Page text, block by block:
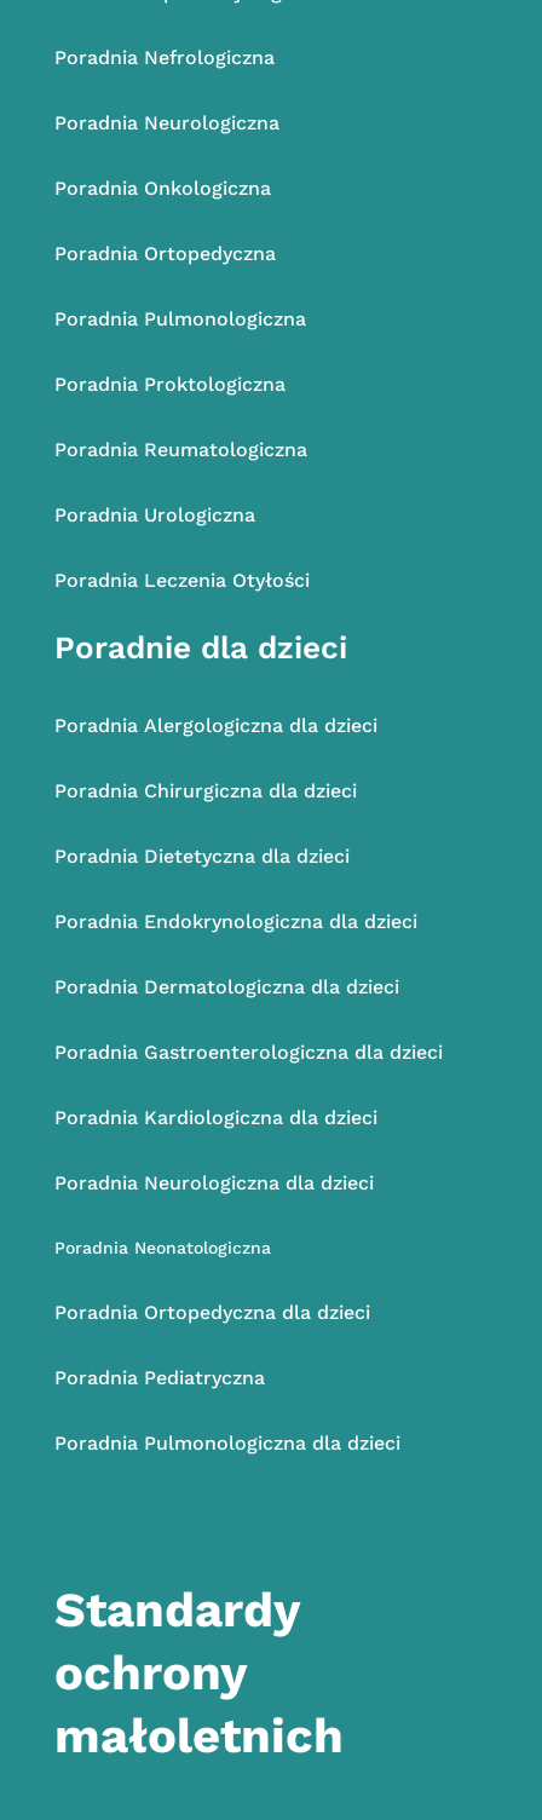
Poradnia Nefrologiczna
Poradnia Neurologiczna
Poradnia Onkologiczna
Poradnia Ortopedyczna
Poradnia Pulmonologiczna
Poradnia Proktologiczna
Poradnia Reumatologiczna
Poradnia Urologiczna
Poradnia Leczenia Otyłości
Poradnie dla dzieci
Poradnia Alergologiczna dla dzieci
Poradnia Chirurgiczna dla dzieci
Poradnia Dietetyczna dla dzieci
Poradnia Endokrynologiczna dla dzieci
Poradnia Dermatologiczna dla dzieci
Poradnia Gastroenterologiczna dla dzieci
Poradnia Kardiologiczna dla dzieci
Poradnia Neurologiczna dla dzieci
Poradnia Neonatologiczna
Poradnia Ortopedyczna dla dzieci
Poradnia Pediatryczna
Poradnia Pulmonologiczna dla dzieci
Standardy
ochrony
małoletnich